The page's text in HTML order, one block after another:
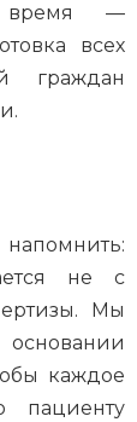
время —
всех
граждан
не с
Мы
каждое
пациенту